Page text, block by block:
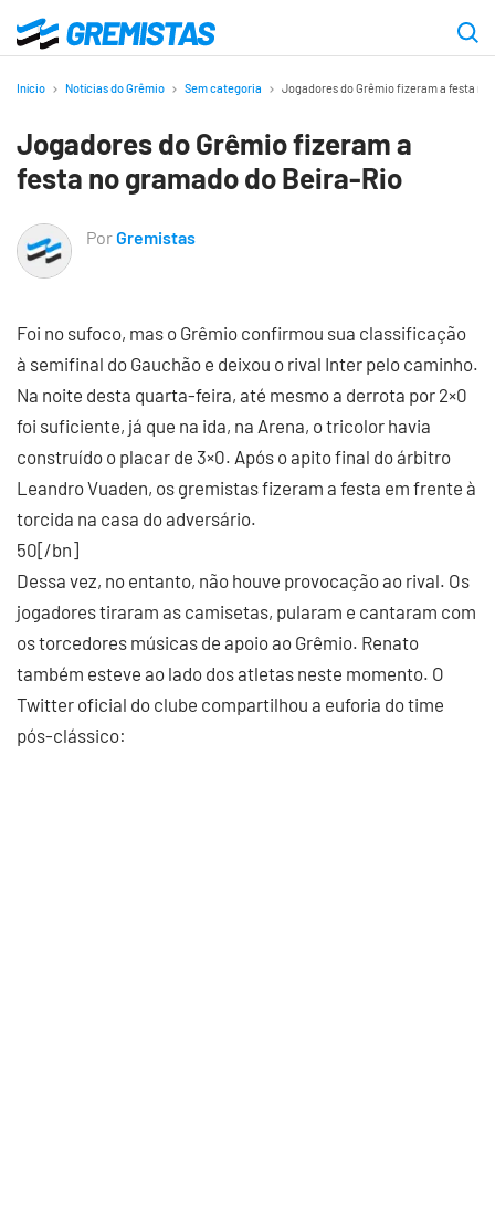
para
principal
Gremistas
Início Notícias do Grêmio Sem categoria Jogadores do Grêmio fizeram a festa
Jogadores do Grêmio fizeram a
festa no gramado do Beira-Rio
PorGremistas
Foi no sufoco, mas o Grêmio confirmou sua classificação
à semifinal do Gauchão e deixou o rival Inter pelo caminho.
Na noite desta quarta-feira, até mesmo a derrota por 2×0
foi suficiente, já que na ida, na Arena, o tricolor havia
construído o placar de 3×0. Após o apito final do árbitro
Leandro Vuaden, os gremistas fizeram a festa em frente à
torcida na casa do adversário.
50[/bn]
Dessa vez, no entanto, não houve provocação ao rival. Os
jogadores tiraram as camisetas, pularam e cantaram com
os torcedores músicas de apoio ao Grêmio. Renato
também esteve ao lado dos atletas neste momento. O
Twitter oficial do clube compartilhou a euforia do time
pós-clássico: